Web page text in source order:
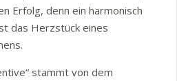
Erfolg, denn ein harmonisch
das Herzstück eines
stammt von dem